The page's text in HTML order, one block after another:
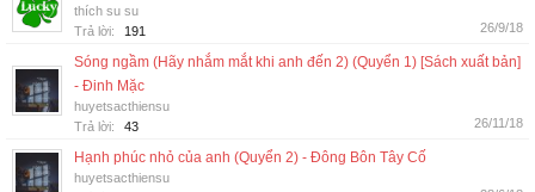
thích su su
Trả lời:
191 26/9/18
Sóng ngầm (Hãy nhắm mắt khi anh đến 2) (Quyển 1) [Sách xuất bản]
- Đinh Mặc
huyetsacthiensu
Trả lời:
43 26/11/18
Hạnh phúc nhỏ của anh (Quyển 2) - Đông Bôn Tây Cố
huyetsacthiensu